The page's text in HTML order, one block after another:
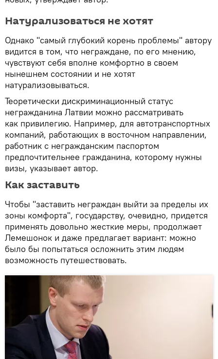
Натурализоваться не хотят
Однако "самый глубокий корень проблемы" автору
видится в том, что неграждане, по его мнению,
чувствуют себя вполне комфортно в своем
нынешнем состоянии и не хотят
натурализовываться.
Теоретически дискриминационный статус
негражданина Латвии можно рассматривать
как привилегию. Например, для автотранспортных
компаний, работающих в восточном направлении,
работник с негражданским паспортом
предпочтительнее гражданина, которому нужны
визы, указывает автор.
Как заставить
Чтобы "заставить неграждан выйти за пределы их
зоны комфорта", государству, очевидно, придется
применять довольно жесткие меры, продолжает
Лемешонок и даже предлагает вариант: можно
было бы попытаться осложнить этим людям
возможность путешествовать.